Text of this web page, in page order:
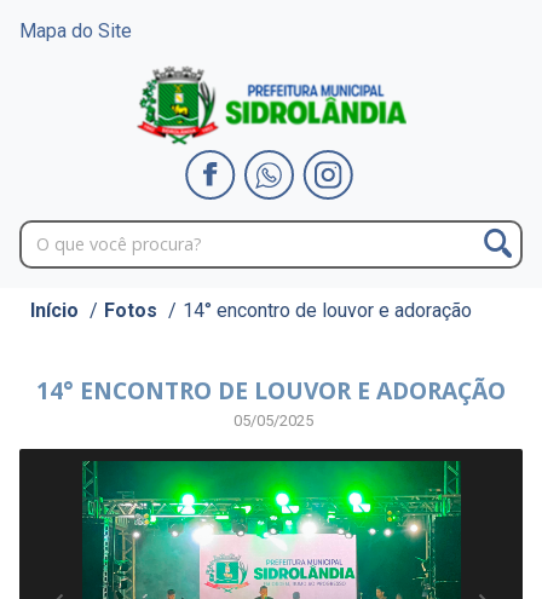
Mapa do Site
Início / Fotos / 14° encontro de louvor e adoração
14° ENCONTRO DE LOUVOR E ADORAÇÃO
05/05/2025